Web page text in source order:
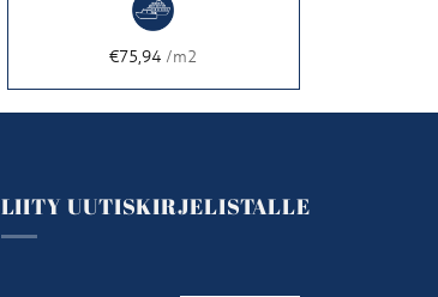
€75,94 /m2
LIITY UUTISKIRJELISTALLE